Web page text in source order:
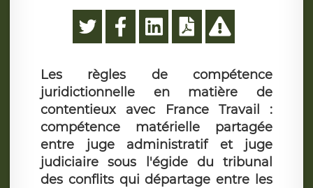
Les règles de compétence
juridictionnelle en matière de
contentieux avec France Travail :
compétence matérielle partagée
entre juge administratif et juge
judiciaire sous l'égide du tribunal
des conflits qui départage entre les